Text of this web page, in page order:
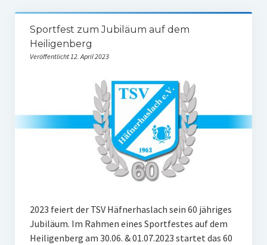
Tabelle Damen
Spielplan Bezirksliga Damen
Kinderturnen
Eltern-Kind-Turnen
Sportfest zum Jubiläum auf dem
Heiligenberg
Veröffentlicht 12. April 2023
2023 feiert der TSV Häfnerhaslach sein 60 jähriges
Jubiläum. Im Rahmen eines Sportfestes auf dem
Heiligenberg am 30.06. & 01.07.2023 startet das 60